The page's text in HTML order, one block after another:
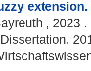
extension.
, 2023